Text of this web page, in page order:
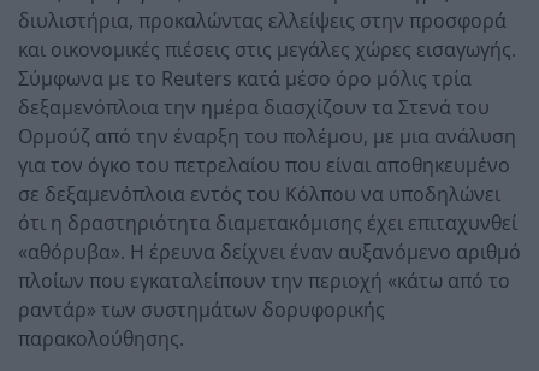
διυλιστήρια, προκαλώντας ελλείψεις στην προσφορά
και οικονομικές πιέσεις στις μεγάλες χώρες εισαγωγής.
Σύμφωνα με το Reuters κατά μέσο όρο μόλις τρία
δεξαμενόπλοια την ημέρα διασχίζουν τα Στενά του
Ορμούζ από την έναρξη του πολέμου, με μια ανάλυση
για τον όγκο του πετρελαίου που είναι αποθηκευμένο
σε δεξαμενόπλοια εντός του Κόλπου να υποδηλώνει
ότι η δραστηριότητα διαμετακόμισης έχει επιταχυνθεί
«αθόρυβα». Η έρευνα δείχνει έναν αυξανόμενο αριθμό
πλοίων που εγκαταλείπουν την περιοχή «κάτω από το
ραντάρ» των συστημάτων δορυφορικής
παρακολούθησης.